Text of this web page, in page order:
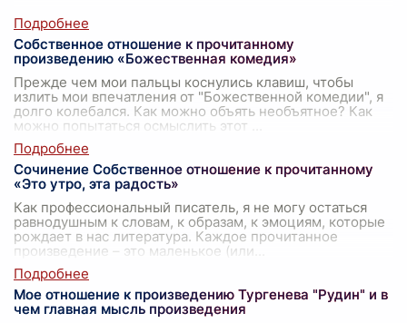
Собственное отношение к прочитанному
произведению «Божественная комедия»
Прежде чем мои пальцы коснулись клавиш, чтобы
излить мои впечатления от "Божественной комедии", я
долго колебался. Как можно объять необъятное? Как
можно попытаться осмыслить этот
Сочинение Собственное отношение к прочитанному
«Это утро, эта радость»
Как профессиональный писатель, я не могу остаться
равнодушным к словам, к образам, к эмоциям, которые
рождает в нас литература. Каждое прочитанное
произведение – это маленькое (или
Мое отношение к произведению Тургенева "Рудин" и в
чем главная мысль произведения